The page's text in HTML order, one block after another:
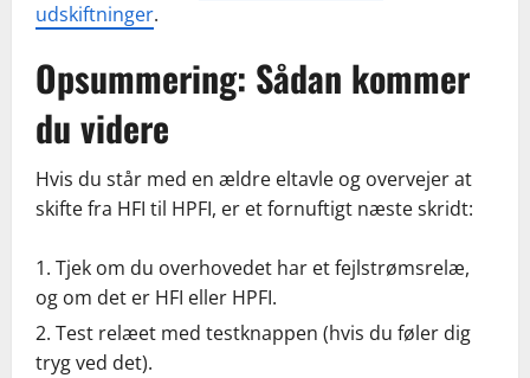
udskiftninger.
Opsummering: Sådan kommer
du videre
Hvis du står med en ældre eltavle og overvejer at
skifte fra HFI til HPFI, er et fornuftigt næste skridt:
Tjek om du overhovedet har et fejlstrømsrelæ,
og om det er HFI eller HPFI.
Test relæet med testknappen (hvis du føler dig
tryg ved det).